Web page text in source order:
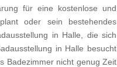
für eine kostenlose und
oder sein bestehendes
in Halle, die sich
in Halle besucht
Badezimmer nicht genug Zeit